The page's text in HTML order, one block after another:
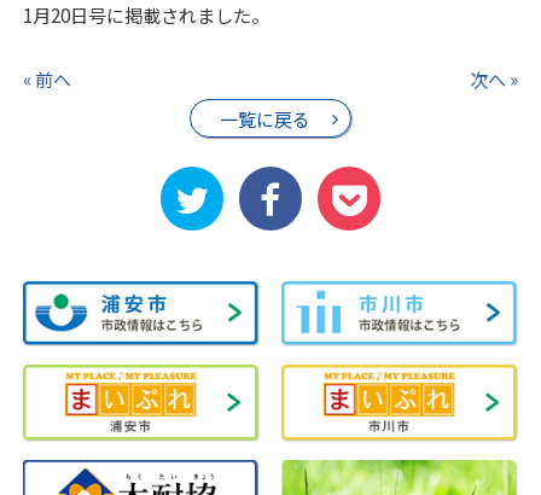
1月20日号に掲載されました。
« 前へ
一覧に戻る
次へ »